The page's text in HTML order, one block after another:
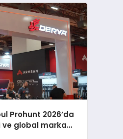
Prohunt 2026’da
ve global marka